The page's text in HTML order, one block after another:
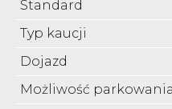
Standard
Typ kaucji
Dojazd
Możliwość parkowania